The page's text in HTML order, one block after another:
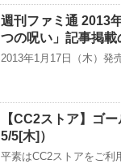
週刊ファミ通 2013
つの呪い」記事掲載
2013年1月17日（木）発
【CC2ストア】ゴ
5/5[木]）
平素はCC2ストアをご利